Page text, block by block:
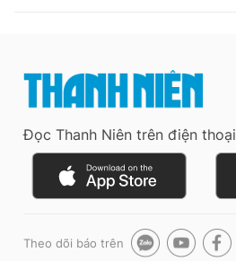
Đọc Thanh Niên trên điện thoại
Theo dõi báo trên